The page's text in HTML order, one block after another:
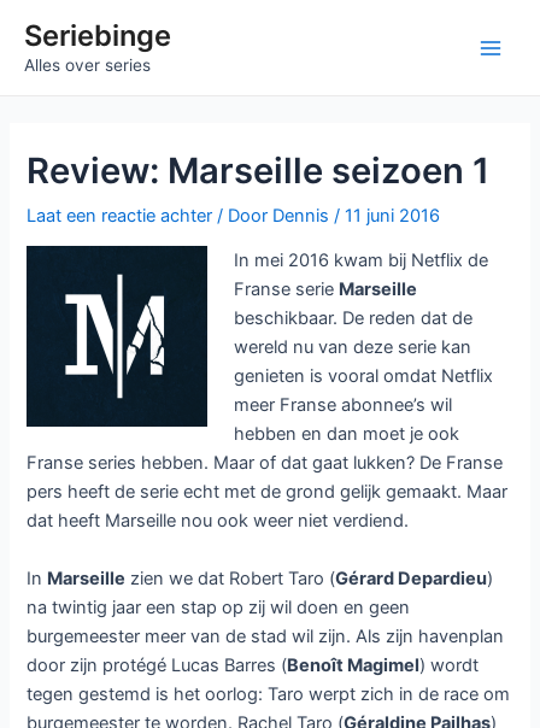
naarSeriebinge
Alles over series
Review: Marseille seizoen 1
Laat een reactie achter / Door Dennis/11 juni 2016
In mei 2016 kwam bij Netflix de
Franse serie Marseille
beschikbaar. De reden dat de
wereld nu van deze serie kan
genieten is vooral omdat Netflix
meer Franse abonnee’s wil
hebben en dan moet je ook
Franse series hebben. Maar of dat gaat lukken? De Franse
pers heeft de serie echt met de grond gelijk gemaakt. Maar
dat heeft Marseille nou ook weer niet verdiend.
In Marseille zien we dat Robert Taro (Gérard Depardieu)
na twintig jaar een stap op zij wil doen en geen
burgemeester meer van de stad wil zijn. Als zijn havenplan
door zijn protégé Lucas Barres (Benoît Magimel) wordt
tegen gestemd is het oorlog: Taro werpt zich in de race om
burgemeester te worden. Rachel Taro (Géraldine Pailhas)